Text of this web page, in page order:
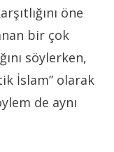
öne
bir çok
söylerken,
İslam” olarak
de aynı